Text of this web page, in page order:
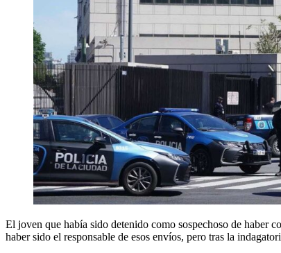
El joven que había sido detenido como sospechoso de haber
haber sido el responsable de esos envíos, pero tras la